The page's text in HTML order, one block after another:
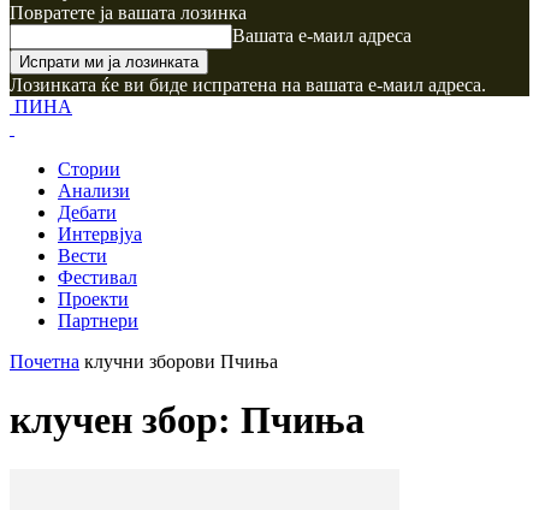
Повратете ја вашата лозинка
Вашата е-маил адреса
Лозинката ќе ви биде испратена на вашата е-маил адреса.
ПИНА
Стории
Анализи
Дебати
Интервјуа
Вести
Фестивал
Проекти
Партнери
Почетна клучни зборови Пчиња
клучен збор: Пчиња